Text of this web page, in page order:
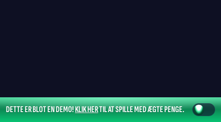
DETTE ER BLOT EN DEMO!KLIK HERTIL AT SPILLE MED ÆGTE PENGE.